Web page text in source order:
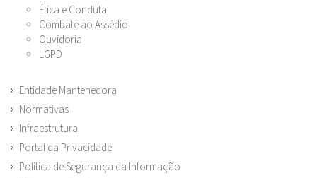
Ética e Conduta
Combate ao Assédio
Ouvidoria
LGPD
Entidade Mantenedora
Normativas
Infraestrutura
Portal da Privacidade
Política de Segurança da Informação